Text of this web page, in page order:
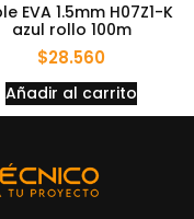
EVA 1.5mm H07Z1-K
azul rollo 100m
$28.560
Añadir al carrito